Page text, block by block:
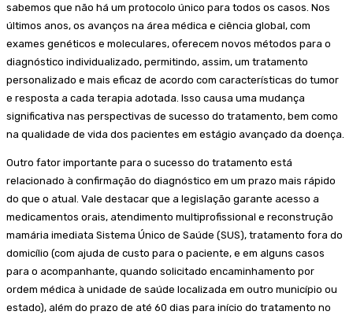
sabemos que não há um protocolo único para todos os casos. Nos
últimos anos, os avanços na área médica e ciência global, com
exames genéticos e moleculares, oferecem novos métodos para o
diagnóstico individualizado, permitindo, assim, um tratamento
personalizado e mais eficaz de acordo com características do tumor
e resposta a cada terapia adotada. Isso causa uma mudança
significativa nas perspectivas de sucesso do tratamento, bem como
na qualidade de vida dos pacientes em estágio avançado da doença.
Outro fator importante para o sucesso do tratamento está
relacionado à confirmação do diagnóstico em um prazo mais rápido
do que o atual. Vale destacar que a legislação garante acesso a
medicamentos orais, atendimento multiprofissional e reconstrução
mamária imediata Sistema Único de Saúde (SUS), tratamento fora do
domicílio (com ajuda de custo para o paciente, e em alguns casos
para o acompanhante, quando solicitado encaminhamento por
ordem médica à unidade de saúde localizada em outro município ou
estado), além do prazo de até 60 dias para início do tratamento no